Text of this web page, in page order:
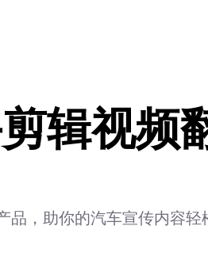
辑视频
，助你的汽车宣传内容轻